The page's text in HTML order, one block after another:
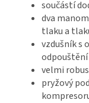
součástí
dva
tlaku a
vzdušník s
velmi
pryžový